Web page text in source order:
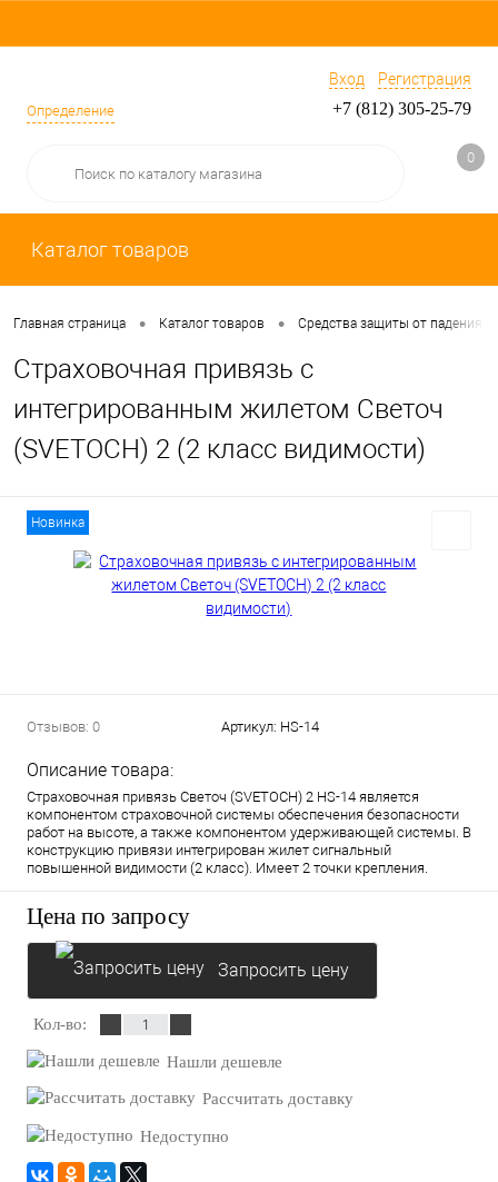
Определение
Вход Регистрация
+7 (812) 305-25-79
0
Каталог товаров
Главная страница • Каталог товаров • Средства защиты от падения
Страховочная привязь с
интегрированным жилетом Светоч
(SVETOCH) 2 (2 класс видимости)
Новинка
Отзывов: 0 Артикул: HS-14
Описание товара:
Страховочная привязь Светоч (SVETOCH) 2 HS-14 является
компонентом страховочной системы обеспечения безопасности
работ на высоте, а также компонентом удерживающей системы. В
конструкцию привязи интегрирован жилет сигнальный
повышенной видимости (2 класс). Имеет 2 точки крепления.
Цена по запросу
Запросить цену
Кол-во:
Нашли дешевле
Рассчитать доставку
Недоступно